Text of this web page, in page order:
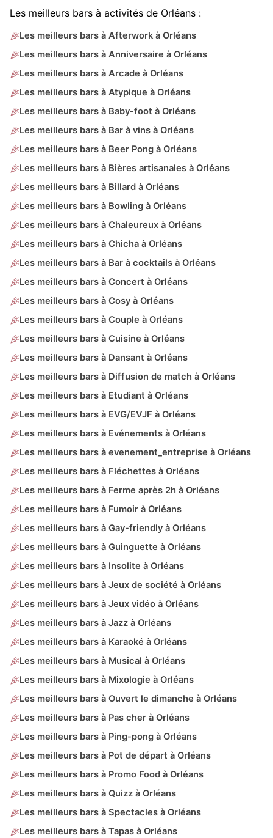
Les meilleurs bars à activités de Orléans :
Les meilleurs bars à Afterwork à Orléans
Les meilleurs bars à Anniversaire à Orléans
Les meilleurs bars à Arcade à Orléans
Les meilleurs bars à Atypique à Orléans
Les meilleurs bars à Baby-foot à Orléans
Les meilleurs bars à Bar à vins à Orléans
Les meilleurs bars à Beer Pong à Orléans
Les meilleurs bars à Bières artisanales à Orléans
Les meilleurs bars à Billard à Orléans
Les meilleurs bars à Bowling à Orléans
Les meilleurs bars à Chaleureux à Orléans
Les meilleurs bars à Chicha à Orléans
Les meilleurs bars à Bar à cocktails à Orléans
Les meilleurs bars à Concert à Orléans
Les meilleurs bars à Cosy à Orléans
Les meilleurs bars à Couple à Orléans
Les meilleurs bars à Cuisine à Orléans
Les meilleurs bars à Dansant à Orléans
Les meilleurs bars à Diffusion de match à Orléans
Les meilleurs bars à Etudiant à Orléans
Les meilleurs bars à EVG/EVJF à Orléans
Les meilleurs bars à Evénements à Orléans
Les meilleurs bars à evenement_entreprise à Orléans
Les meilleurs bars à Fléchettes à Orléans
Les meilleurs bars à Ferme après 2h à Orléans
Les meilleurs bars à Fumoir à Orléans
Les meilleurs bars à Gay-friendly à Orléans
Les meilleurs bars à Guinguette à Orléans
Les meilleurs bars à Insolite à Orléans
Les meilleurs bars à Jeux de société à Orléans
Les meilleurs bars à Jeux vidéo à Orléans
Les meilleurs bars à Jazz à Orléans
Les meilleurs bars à Karaoké à Orléans
Les meilleurs bars à Musical à Orléans
Les meilleurs bars à Mixologie à Orléans
Les meilleurs bars à Ouvert le dimanche à Orléans
Les meilleurs bars à Pas cher à Orléans
Les meilleurs bars à Ping-pong à Orléans
Les meilleurs bars à Pot de départ à Orléans
Les meilleurs bars à Promo Food à Orléans
Les meilleurs bars à Quizz à Orléans
Les meilleurs bars à Spectacles à Orléans
Les meilleurs bars à Tapas à Orléans